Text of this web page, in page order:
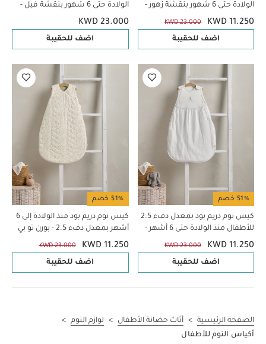
الولادة حتى 6 شهور بنقشة زهور -
معدل دفء 2.5
KWD 11.250
KWD 23.000
اضف للحقيبة
الولادة حتى 6 شهور بنقشة فيل -
معدل دفء 2.5
KWD 23.000
اضف للحقيبة
51% خصم
كيس نوم دريم بود بمعدل دفء 2.5
للأطفال منذ الولادة حتى 6 أشهر -
أبيض
KWD 11.250
KWD 23.000
اضف للحقيبة
51% خصم
كيس نوم دريم بود منذ الولادة إلى 6
أشهر بمعدل دفء 2.5 - بورن تو بي
وايلد
KWD 11.250
KWD 23.000
اضف للحقيبة
الصفحة الرئيسية > أثاث حضانة الأطفال > لوازم النوم >
أكياس النوم للأطفال